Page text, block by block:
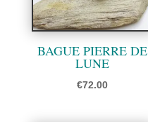
BAGUE PIERRE DE
LUNE
€72.00